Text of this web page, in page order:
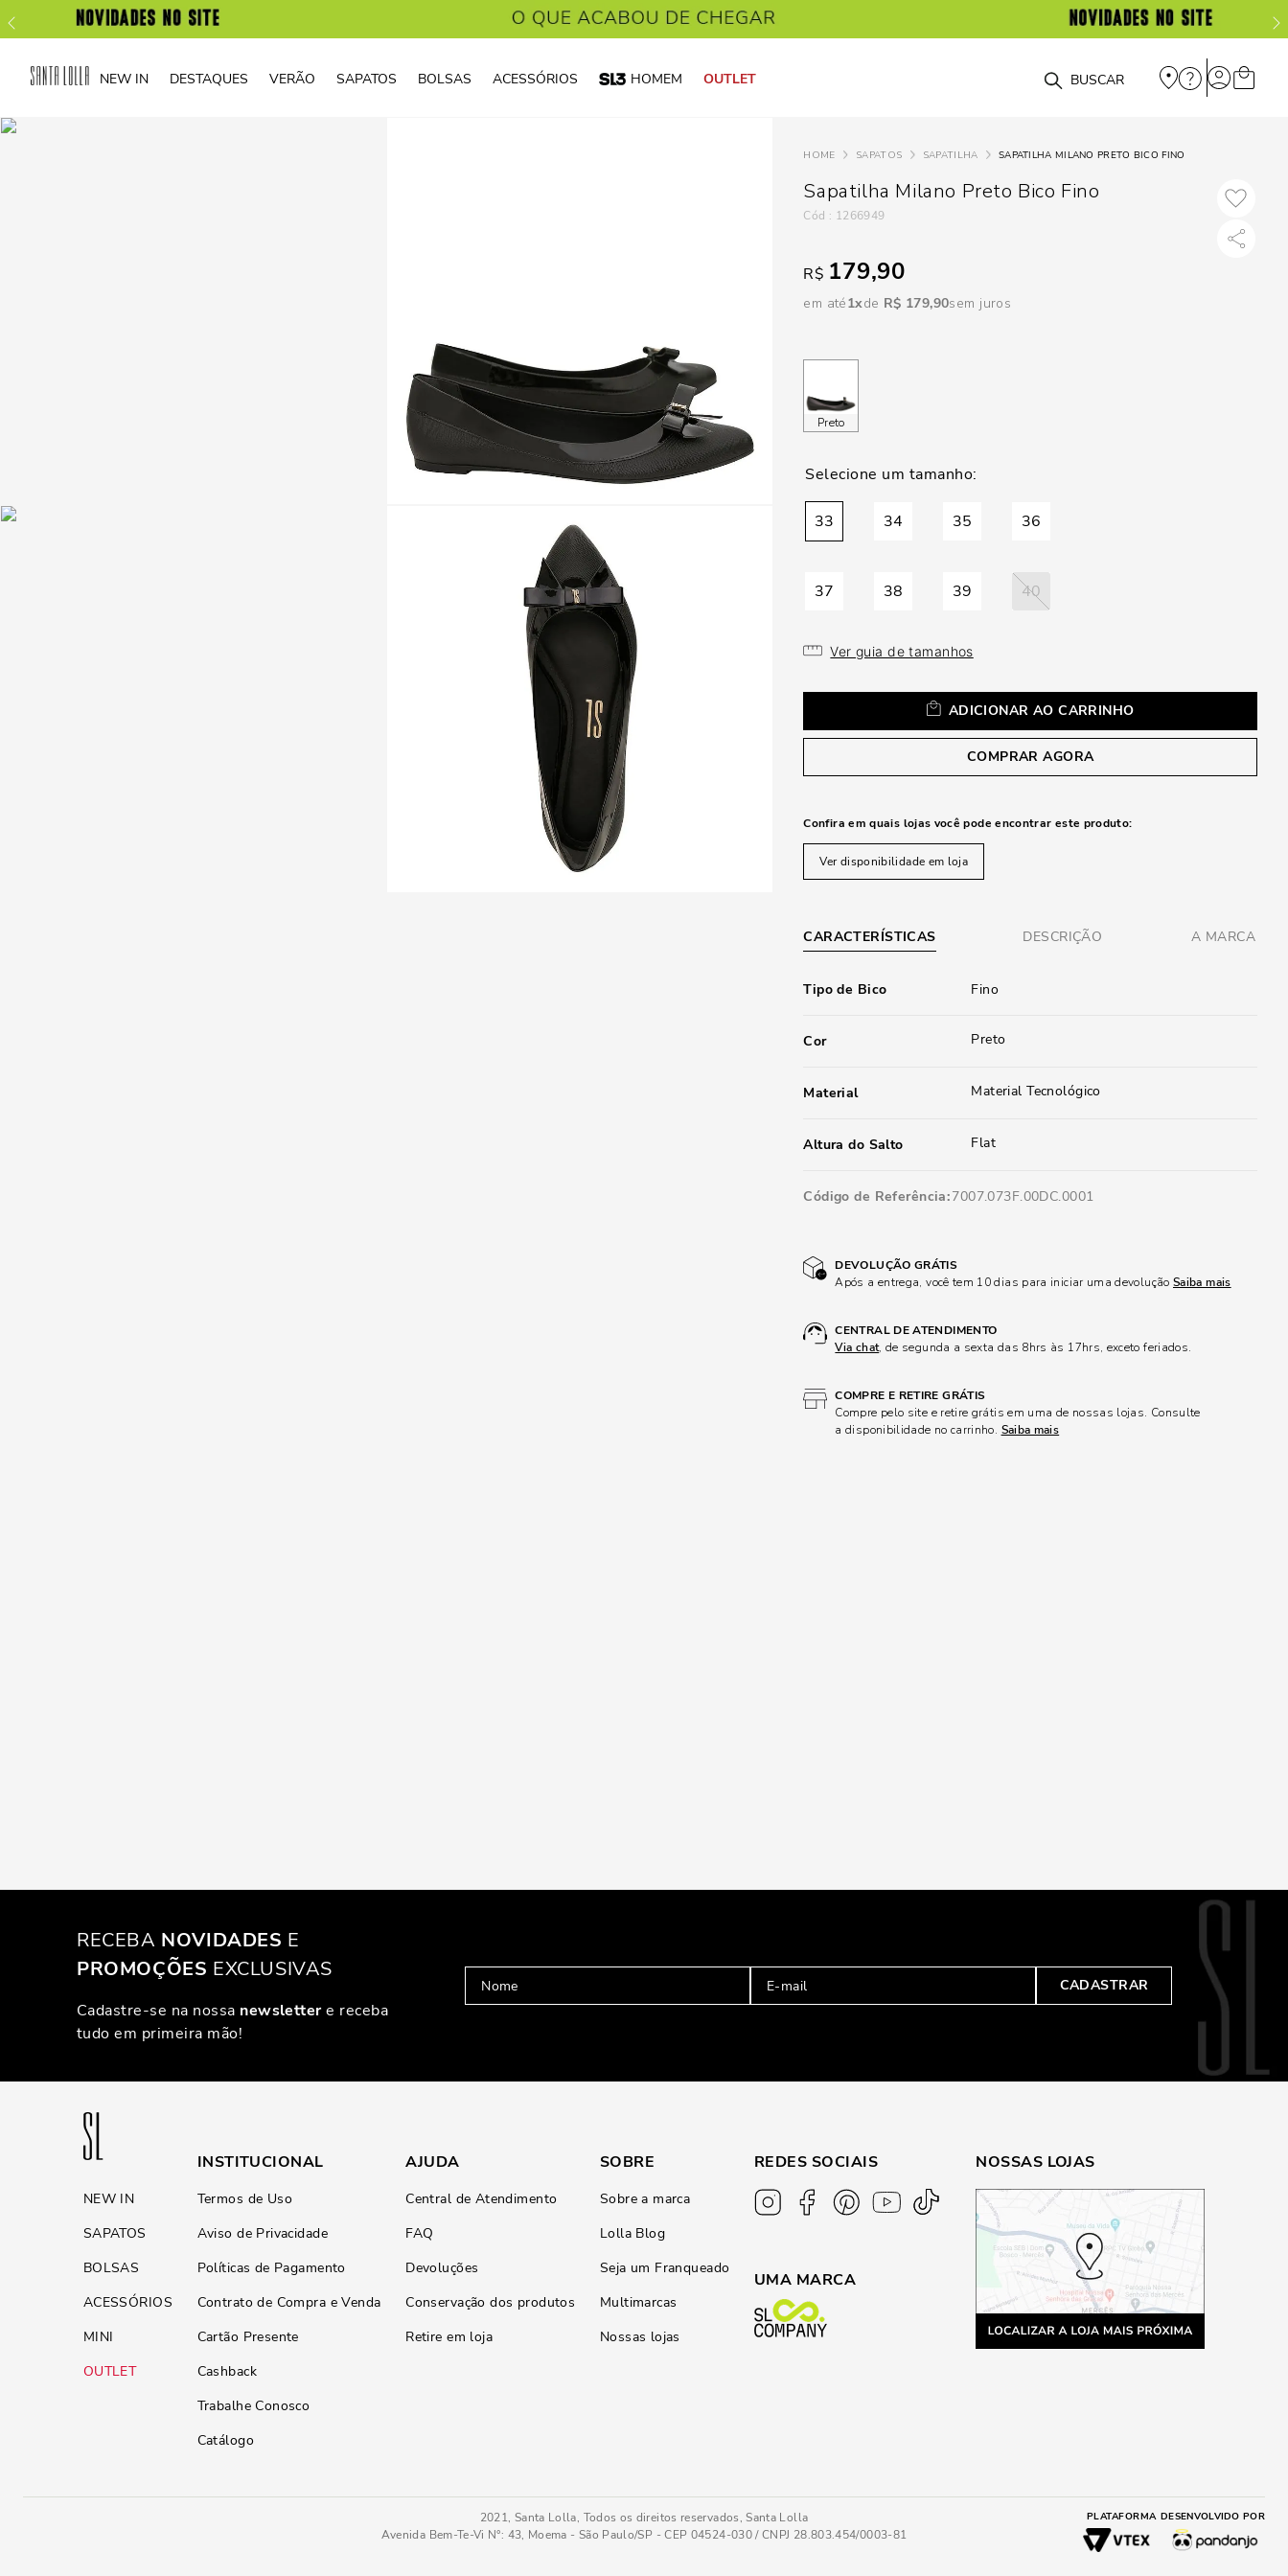
NEW IN DESTAQUES VERÃO SAPATOS BOLSAS ACESSÓRIOS HOMEM OUTLET O que você está procurando?
SAPATOS SAPATILHA SAPATILHA MILANO PRETO BICO FINO
Sapatilha Milano Preto Bico Fino
: 1266949
R$ 179,90
em até1 R$ 179,90sem juros
Preto
33 34 35 36
37 38 39 40
Ver guia de tamanhos
ADICIONAR AO CARRINHO
COMPRAR AGORA
Confira em quais lojas você pode encontrar este produto:
Ver disponibilidade em loja
CARACTERÍSTICAS DESCRIÇÃO A MARCA
Tipo de Bico Fino
Cor Preto
Material Material Tecnológico
Altura do Salto Flat
Código de Referência 7007.073F.00DC.0001
DEVOLUÇÃO GRÁTIS
Após a entrega, você tem 10 dias para iniciar uma devolução Saiba mais
CENTRAL DE ATENDIMENTO
Via chat, de segunda a sexta das 8hrs às 17hrs, exceto feriados.
COMPRE E RETIRE GRÁTIS
Compre pelo site e retire grátis em uma de nossas lojas. Consulte
a disponibilidade no carrinho. Saiba mais
RECEBA NOVIDADES E
PROMOÇÕES EXCLUSIVAS
Cadastre-se na nossa newslettere receba
tudo em primeira mão!
CADASTRAR
NEW IN
SAPATOS
BOLSAS
ACESSÓRIOS
MINI
OUTLET
INSTITUCIONAL
Termos de Uso
Aviso de Privacidade
Políticas de Pagamento
Contrato de Compra e Venda
Cartão Presente
Cashback
Trabalhe Conosco
Catálogo
AJUDA
Central de Atendimento
FAQ
Devoluções
Conservação dos produtos
Retire em loja
SOBRE
Sobre a marca
Lolla Blog
Seja um Franqueado
Multimarcas
Nossas lojas
REDES SOCIAIS
UMA MARCA
NOSSAS LOJAS
2021, Santa Lolla, Todos os direitos reservados, Santa Lolla
Avenida Bem-Te-Vi N°: 43, Moema - São Paulo/SP - CEP 04524-030 / CNPJ 28.803.454/0003-81
PLATAFORMA DESENVOLVIDO POR